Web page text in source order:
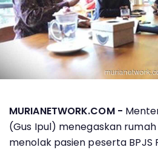
MURIANETWORK.COM -
(Gus Ipul) menegaskan
menolak pasien peserta BPJS